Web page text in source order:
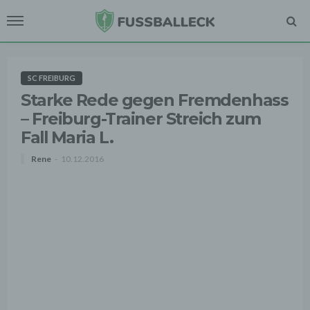
SC FREIBURG
Starke Rede gegen Fremdenhass
– Freiburg-Trainer Streich zum
Fall Maria L.
Rene 10.12.2016